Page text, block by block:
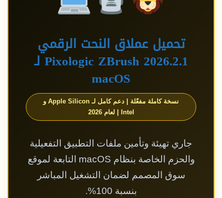
تحميل عملاق النحت الرقمي
Pixologic ZBrush 2026.2.1 لـ
macOS
نسخة كاملة مفعّلة | دعم كامل لـ Apple Silicon و
Intel | لعام 2026
جاري تهيئة وتأمين ملفات التطبيق التفعيلية
والحزم الخاصة بنظام macOS التابعة لموقع
سوق المصمم لضمان التشغيل المباشر
بنسبة 100%.